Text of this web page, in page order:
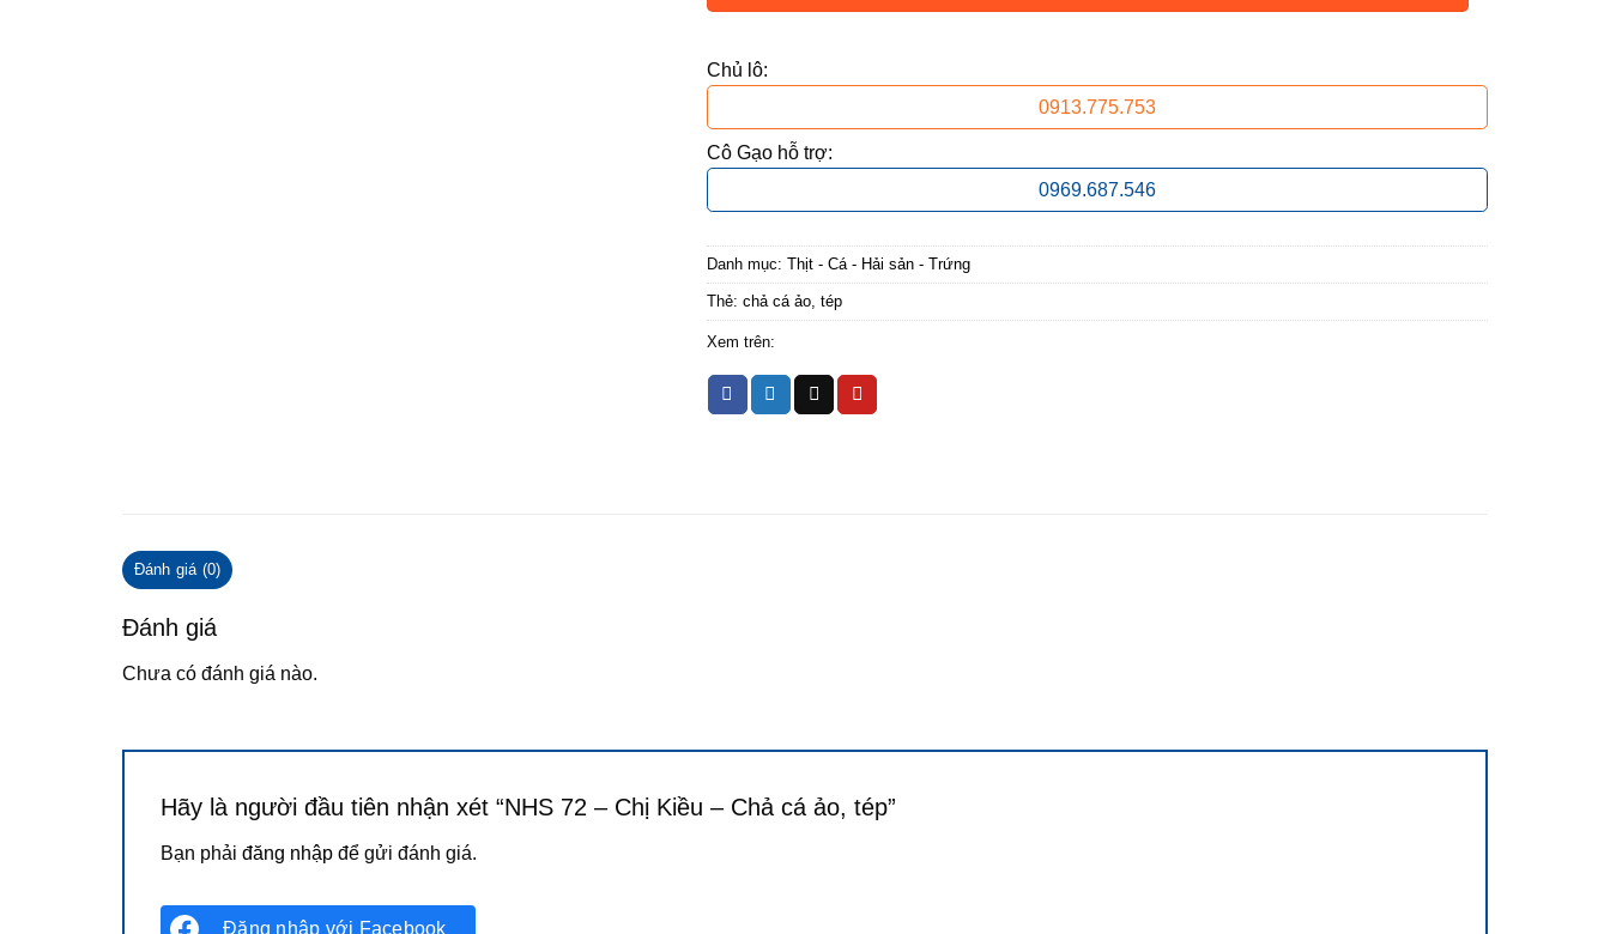
Chủ lô:
0913.775.753
Cô Gạo hỗ trợ:
0969.687.546
Danh mục: Thịt - Cá - Hải sản - Trứng
Thẻ: chả cá ảo, tép
Xem trên:
Đánh giá (0)
Đánh giá
Chưa có đánh giá nào.
Hãy là người đầu tiên nhận xét “NHS 72 – Chị Kiều – Chả cá ảo, tép”
Bạn phải đăng nhập để gửi đánh giá.
Đăng nhập với Facebook